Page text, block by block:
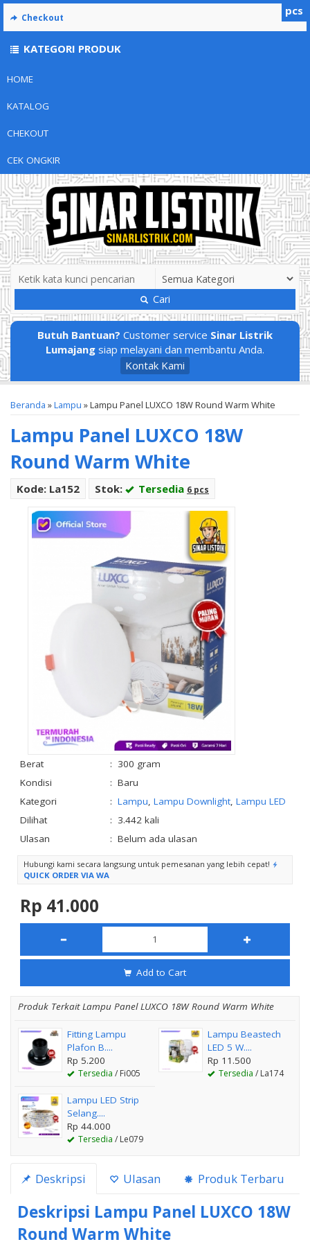
HOME
KATALOG
CHEKOUT
CEK ONGKIR
Cari
Butuh Bantuan? Customer service Sinar Listrik
Lumajang siap melayani dan membantu Anda.
Kontak Kami
Beranda »Lampu »Lampu Panel LUXCO 18W Round Warm White
Lampu Panel LUXCO 18W
Round Warm White
Kode: La152 Stok: Tersedia 6 pcs
Berat : 300 gram
Kondisi
: Baru
Kategori
: Lampu Lampu Downlight Lampu LED
Dilihat
: 3.442 kali
Ulasan
: Belum ada ulasan
Hubungi kami secara langsung untuk pemesanan yang lebih cepat!
QUICK ORDER VIA WA
Rp 41.000
Add to Cart
Produk Terkait Lampu Panel LUXCO 18W Round Warm White
Fitting Lampu
Plafon B....
Rp 5.200
Tersedia / Fi005
Lampu Beastech
LED 5 W....
Rp 11.500
Tersedia / La174
Lampu LED Strip
Selang....
Rp 44.000
Tersedia / Le079
Deskripsi Ulasan Produk Terbaru
Deskripsi Lampu Panel LUXCO 18W
Round Warm White
pcs
Checkout
KATEGORI PRODUK